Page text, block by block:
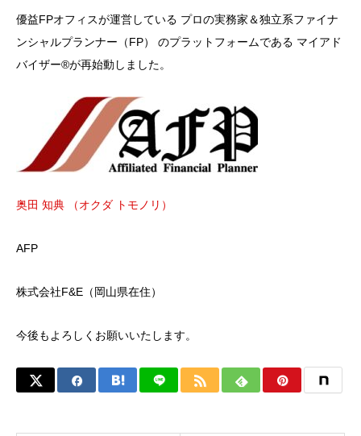
優益FPオフィスが運営している プロの実務家＆独立系ファイナ
ンシャルプランナー（FP） のプラットフォームである マイアド
バイザー®が再始動しました。
奥田 知典 （オクダ トモノリ）
AFP
株式会社F&E（岡山県在住）
今後もよろしくお願いいたします。